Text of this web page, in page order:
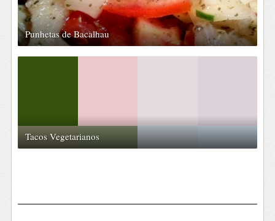
Punhetas de Bacalhau
Tacos Vegetarianos